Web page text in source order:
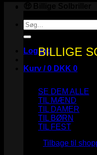
Søg
efter:
Log ind
Kurv /0 DKK 0
Ingen varer i
Tilbage til
BILLIGE
SE DEM ALLE
TIL MÆND
TIL DAMER
TIL BØRN
TIL FEST